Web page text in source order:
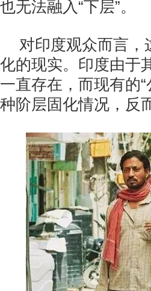
也无法融入“下层”。
对印度观众而言，
化的现实。印度由于
一直存在，而现有的
种阶层固化情况，反